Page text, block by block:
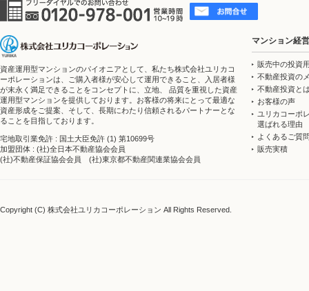
資産運用型マンションのパイオニアとして、私たち株式会社ユリカコ
ーポレーションは、ご購入者様が安心して運用できること、入居者様
が末永く満足できることをコンセプトに、立地、 品質を重視した資産
運用型マンションを提供しております。お客様の将来にとって最適な
資産形成をご提案、そして、長期にわたり信頼されるパートナーとな
ることを目指しております。
宅地取引業免許 : 国土大臣免許 (1) 第10699号
加盟団体 : (社)全日本不動産協会会員
(社)不動産保証協会会員 (社)東京都不動産関連業協会会員
マンション経
販売中の投資
不動産投資の
不動産投資と
お客様の声
ユリカコーポ
選ばれる理由
よくあるご質
販売実積
Copyright (C) 株式会社ユリカコーポレーション All Rights Reserved.